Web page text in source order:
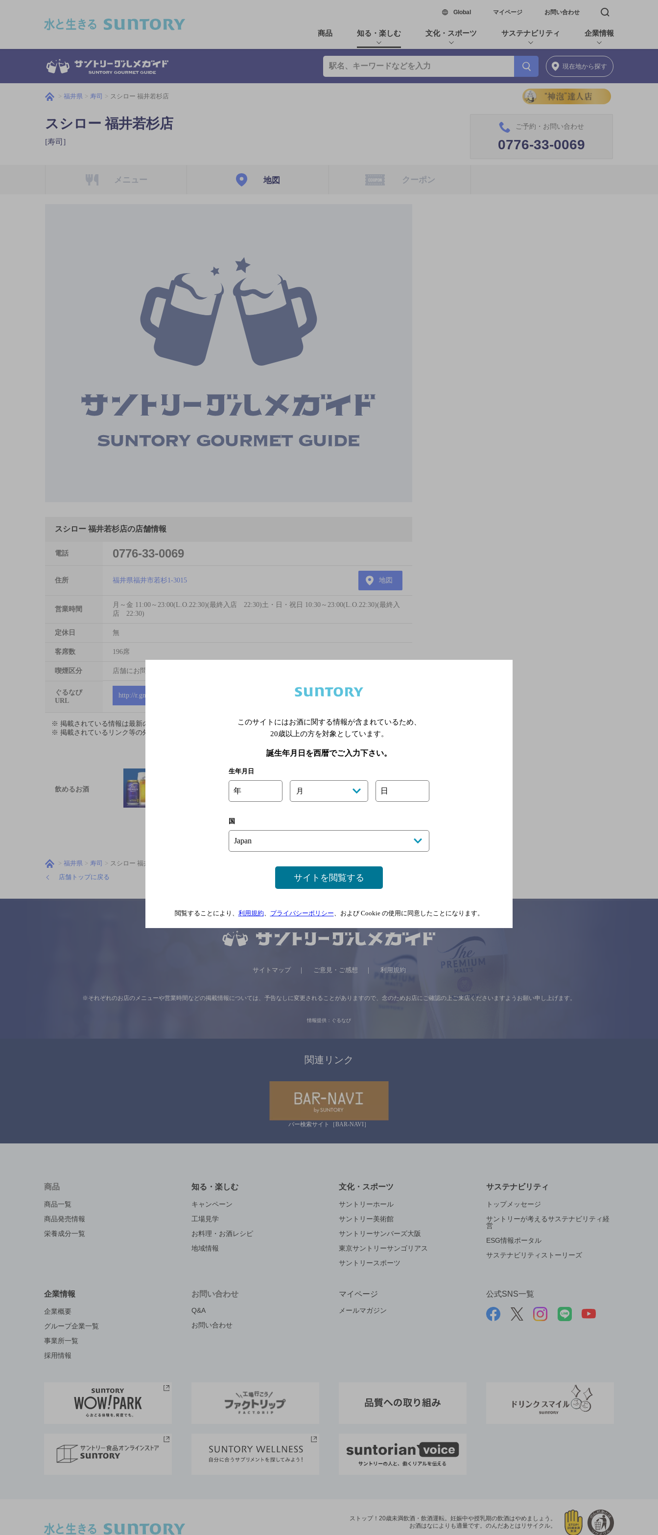
Global新しいウィンドウで開く
マイページ お問い合わせ 検索窓を開く
商品 知る・楽しむ 文化・スポーツ サステナビリティ 企業情報
現在地から探す
福井県 寿司 スシロー 福井若杉店
スシロー 福井若杉店
[寿司]
ご予約・お問い合わせ
0776-33-0069
メニュー 地図 クーポン
スシロー 福井若杉店の店舗情報
電話 0776-33-0069
住所 福井県福井市若杉1-3015 地図
営業時間
月～金 11:00～23:00(L.O.22:30)(最終入店 22:30)土・日・祝日 10:30～23:00(L.O.22:30)(最終入
店 22:30)
定休日 無
客席数 196席
喫煙区分 店舗にお問い合わせください
ぐるなび
URL
http://r.gnavi.co.jp/6664192
※ 掲載されている情報は最新の内容と異なる場合があります。詳しくはお店にお問い合わせください。
※ 掲載されているリンク等の外部コンテンツはお客様のご判断でご利用ください。
[情報提供：ぐるなび]
飲めるお酒
福井県 寿司
スシロー 福井若杉店
店舗トップに戻る
サイトマップ ご意見・ご感想 利用規約
※それぞれのお店のメニューや営業時間などの掲載情報については、 予告なしに変更されることがありますので、 念のためお店にご確認の上ご来店くださいますようお願い申し上げます。
情報提供：ぐるなび
関連リンク
バー検索サイト［BAR-NAVI］
商品
商品一覧
商品発売情報
栄養成分一覧
知る・楽しむ
キャンペーン
工場見学
お料理・お酒レシピ
地域情報
文化・スポーツ
サントリーホール
サントリー美術館
サントリーサンバーズ大阪
東京サントリーサンゴリアス
サントリースポーツ
サステナビリティ
トップメッセージ
サントリーが考えるサステナビリティ経
営
ESG情報ポータル
サステナビリティストーリーズ
企業情報
企業概要
グループ企業一覧
事業所一覧
採用情報
お問い合わせ
Q&A
お問い合わせ
マイページ
メールマガジン
公式SNS一覧
ストップ！20歳未満飲酒・飲酒運転。 妊娠中や授乳期の飲酒はやめましょう。
お酒はなによりも適量です。 のんだあとはリサイクル。
このサイトにはお酒に関する情報が含まれているため、
20歳以上の方を対象としています。
誕生年月日を西暦でご入力下さい。
生年月日
年 月 日
国
サイトを閲覧する
閲覧することにより、 利用規約、 プライバシーポリシー、および Cookie の使用に同意したことになります。